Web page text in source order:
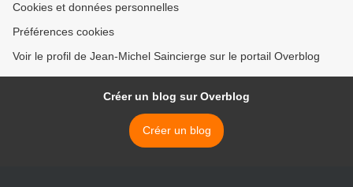
Cookies et données personnelles
Préférences cookies
Voir le profil de Jean-Michel Saincierge sur le portail Overblog
Créer un blog sur Overblog
Créer un blog